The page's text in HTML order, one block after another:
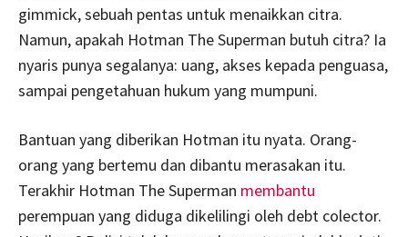
gimmick, sebuah pentas untuk menaikkan citra.
Namun, apakah Hotman The Superman butuh citra? Ia
nyaris punya segalanya: uang, akses kepada penguasa,
sampai pengetahuan hukum yang mumpuni.
Bantuan yang diberikan Hotman itu nyata. Orang-
orang yang bertemu dan dibantu merasakan itu.
Terakhir Hotman The Superman membantu
perempuan yang diduga dikelilingi oleh debt colector.